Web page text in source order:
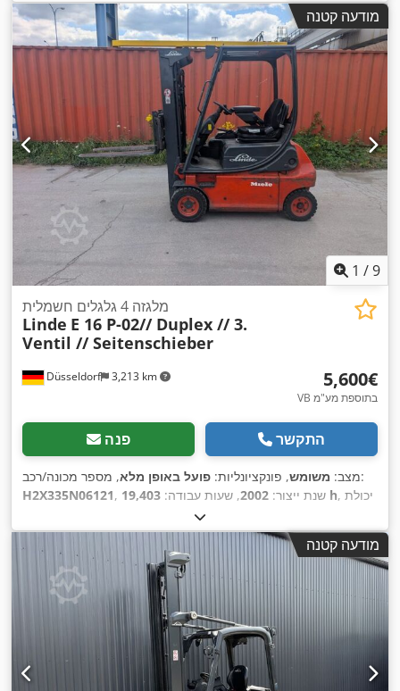
/ מדריך,
מודעה קטנה
1 /9
Düsseldorf 3,213 km
מלגזה 4 גלגלים חשמלית
Linde E 16 P-02// Duplex // 3.
Ventil // Seitenschieber
‏5,600 ‏€
VB בתוספת מע"מ
פנה התקשר
מצב: משומש, פונקציונליות: פועל באופן מלא
, מספר מכונה/רכב:
H2X335N06121
, שנת ייצור: 2002, שעות עבודה: 19,403 h, יכולת
, גובה הרמה:
1,560 מ"מ
, סוג דלק:חשמלי, סוג תורן:דוּפּלֶקס, גובה בנייה:2,070
, מודעה קטנה